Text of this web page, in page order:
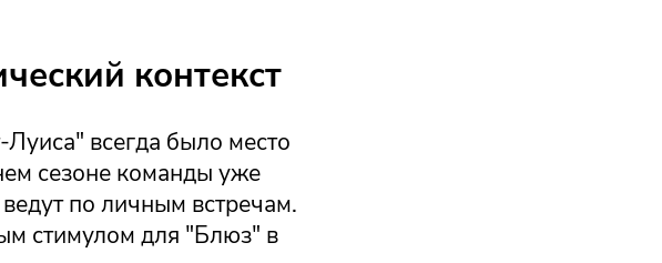
контекст
всегда было место
сезоне команды уже
по личным встречам.
стимулом для "Блюз" в